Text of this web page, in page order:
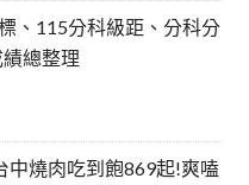
、115分科級距、分科分
總整理
中燒肉吃到飽869起!爽嗑